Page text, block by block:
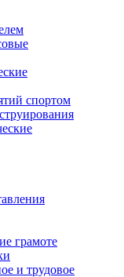
спортом
грамоте
и трудовое